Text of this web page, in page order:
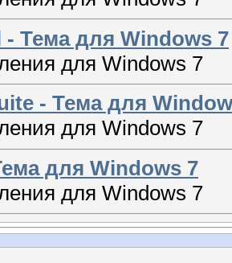
- Тема для Windows 7
для Windows 7
- Тема для
для Windows 7
для Windows 7
для Windows 7